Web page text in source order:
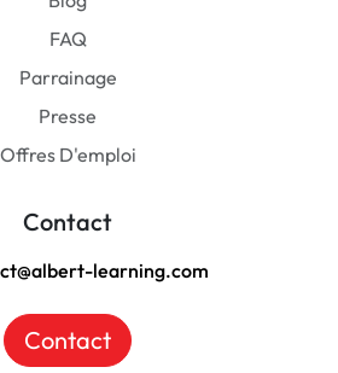
FAQ
Parrainage
Presse
Offres D'emploi
Contact
learning.com
Contact